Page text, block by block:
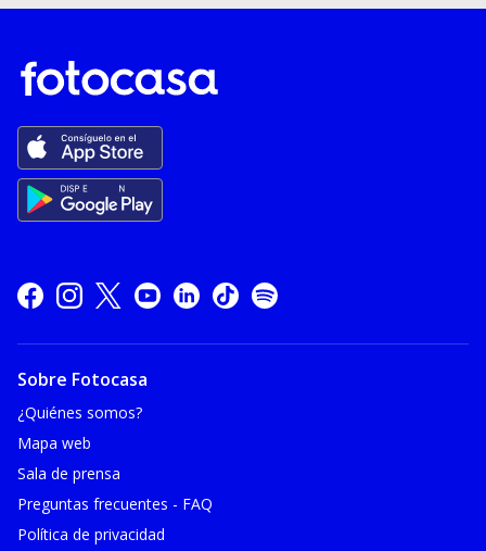
Sobre Fotocasa
¿Quiénes somos?
Mapa web
Sala de prensa
Preguntas frecuentes - FAQ
Política de privacidad